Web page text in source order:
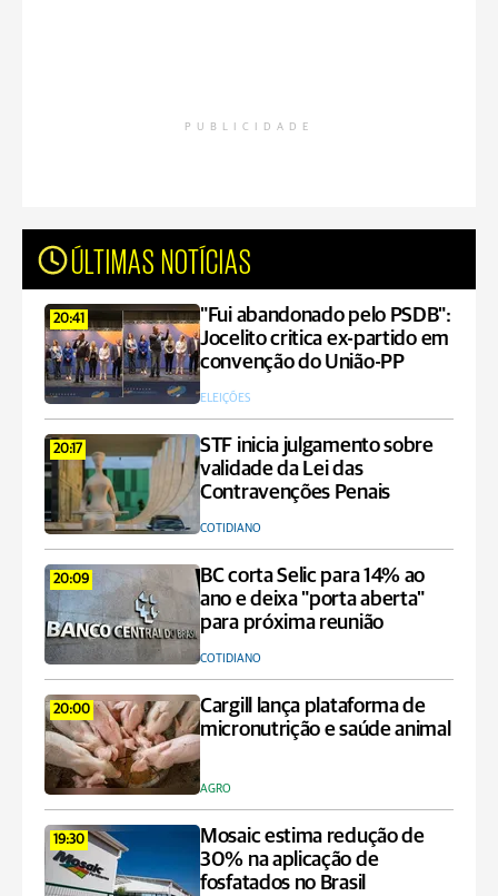
PUBLICIDADE
ÚLTIMAS NOTÍCIAS
20:41
"Fui abandonado pelo PSDB":
Jocelito critica ex-partido em
convenção do União-PP
ELEIÇÕES
20:17
STF inicia julgamento sobre
validade da Lei das
Contravenções Penais
COTIDIANO
20:09
BC corta Selic para 14% ao
ano e deixa "porta aberta"
para próxima reunião
COTIDIANO
20:00
Cargill lança plataforma de
micronutrição e saúde animal
AGRO
19:30
Mosaic estima redução de
30% na aplicação de
fosfatados no Brasil